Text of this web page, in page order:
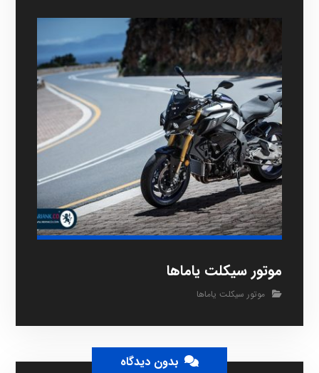
موتور سیکلت یاماها
موتور سیکلت یاماها
بدون دیدگاه